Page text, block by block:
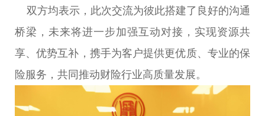
双方均表示，此次交流为彼此搭建了良好的沟通
桥梁，未来将进一步加强互动对接，实现资源共
享、优势互补，携手为客户提供更优质、专业的保
险服务，共同推动财险行业高质量发展。